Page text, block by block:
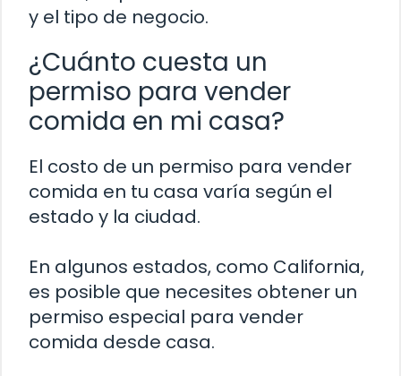
y el tipo de negocio.
¿Cuánto cuesta un
permiso para vender
comida en mi casa?
El costo de un permiso para vender
comida en tu casa varía según el
estado y la ciudad.
En algunos estados, como California,
es posible que necesites obtener un
permiso especial para vender
comida desde casa.